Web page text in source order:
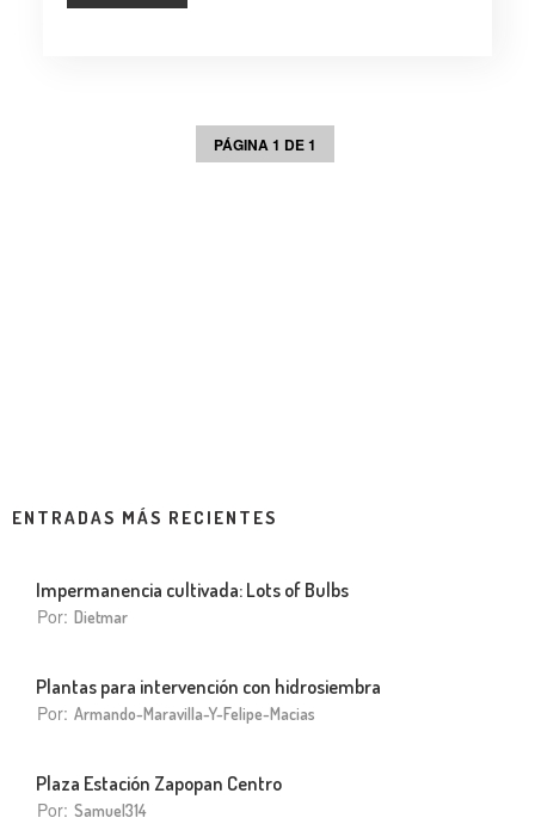
PÁGINA 1 DE 1
ENTRADAS MÁS RECIENTES
Impermanencia cultivada: Lots of Bulbs
Por: Dietmar
Plantas para intervención con hidrosiembra
Por: Armando-Maravilla-Y-Felipe-Macias
Plaza Estación Zapopan Centro
Por: Samuel314